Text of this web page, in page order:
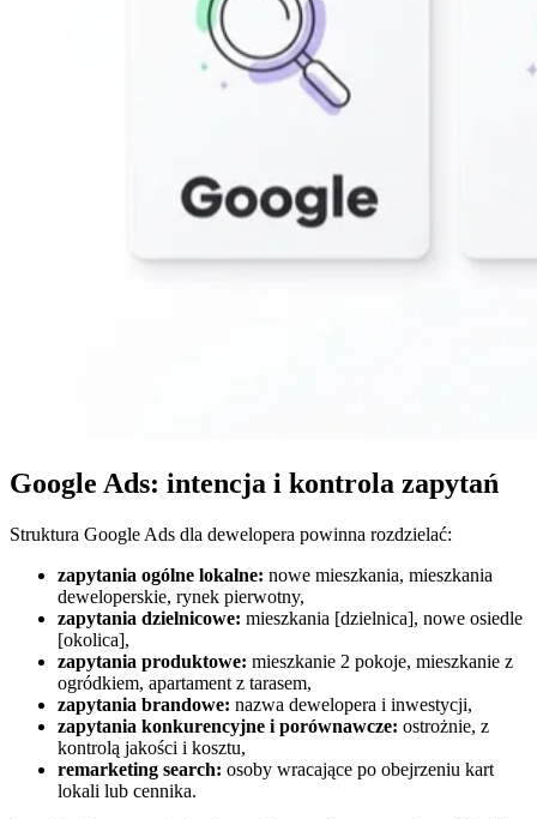
Google Ads: intencja i kontrola zapytań
Struktura Google Ads dla dewelopera powinna rozdzielać:
zapytania ogólne lokalne: nowe mieszkania, mieszkania
deweloperskie, rynek pierwotny,
zapytania dzielnicowe: mieszkania [dzielnica], nowe osiedle
[okolica],
zapytania produktowe: mieszkanie 2 pokoje, mieszkanie z
ogródkiem, apartament z tarasem,
zapytania brandowe: nazwa dewelopera i inwestycji,
zapytania konkurencyjne i porównawcze: ostrożnie, z
kontrolą jakości i kosztu,
remarketing search: osoby wracające po obejrzeniu kart
lokali lub cennika.